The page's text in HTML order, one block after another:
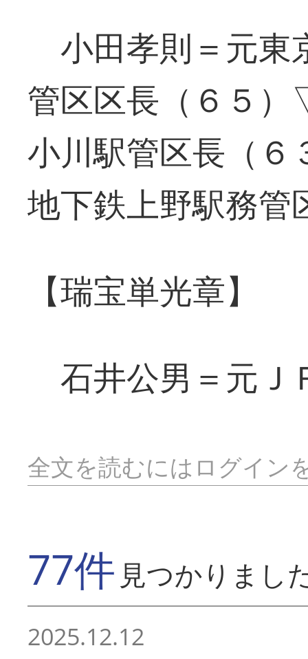
小田孝則＝元東
管区区長（６５
小川駅管区長（
地下鉄上野駅務管
【瑞宝単光章】
石井公男＝元Ｊ
全文を読むにはログイン
77件 見つかりまし
2025.12.12